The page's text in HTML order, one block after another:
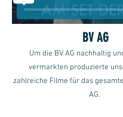
BV AG
Um die BV AG nachhaltig
vermarkten produzierte
zahlreiche Filme für das
AG.